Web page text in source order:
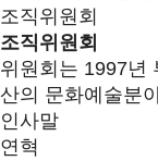
조직위원회
조직위원회
위원회는 1997년
산의 문화예술분
인사말
연혁